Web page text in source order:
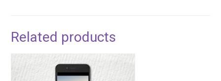
Related products